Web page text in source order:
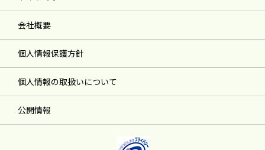
会社概要
個人情報保護方針
個人情報の取扱いについて
公開情報